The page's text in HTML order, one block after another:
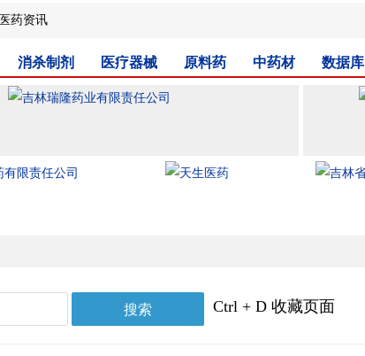
医药资讯
消杀制剂 医疗器械 原料药 中药材 数据库
Ctrl + D 收藏页面